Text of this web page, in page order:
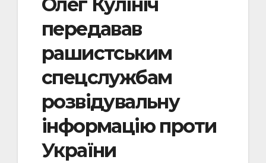
Олег Кулініч
передавав
рашистським
спецслужбам
розвідувальну
інформацію проти
України